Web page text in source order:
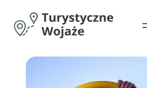
treści